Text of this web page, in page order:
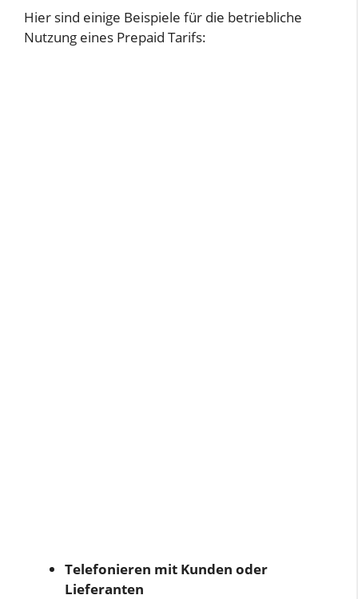
Hier sind einige Beispiele für die betriebliche
Nutzung eines Prepaid Tarifs:
Telefonieren mit Kunden oder
Lieferanten